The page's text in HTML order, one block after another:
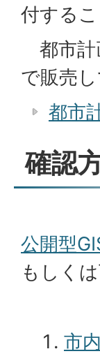
付する
都市計
で販売し
都市
確認
公開型
もしく
市